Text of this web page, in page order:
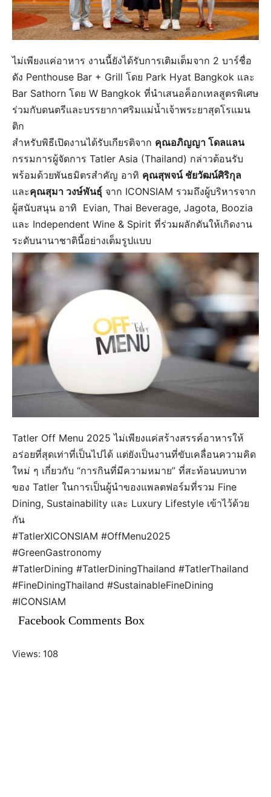
ไม่เพียงแค่อาหาร งานนี้ยังได้รับการเติมเต็มจาก 2 บาร์ชื่อ
ดัง Penthouse Bar + Grill โดย Park Hyat Bangkok และ
Bar Sathorn โดย W Bangkok ที่นำเสนอค็อกเทลสูตรพิเศษ
ร่วมกับดนตรีและบรรยากาศริมแม่น้ำเจ้าพระยาสุดโรแมน
ติก
สำหรับพิธีเปิดงานได้รับเกียรติจาก คุณอภิญญา โดลแลน
กรรมการผู้จัดการ Tatler Asia (Thailand) กล่าวต้อนรับ
พร้อมด้วยพันธมิตรสำคัญ อาทิ คุณสุพจน์ ชัยวัฒน์ศิริกุล
และคุณสุมา วงษ์พันธุ์ จาก ICONSIAM รวมถึงผู้บริหารจาก
ผู้สนับสนุน อาทิ Evian, Thai Beverage, Jagota, Boozia
และ Independent Wine & Spirit ที่ร่วมผลักดันให้เกิดงาน
ระดับนานาชาตินี้อย่างเต็มรูปแบบ
Tatler Off Menu 2025 ไม่เพียงแค่สร้างสรรค์อาหารให้
อร่อยที่สุดเท่าที่เป็นไปได้ แต่ยังเป็นงานที่ขับเคลื่อนความคิด
ใหม่ ๆ เกี่ยวกับ “การกินที่มีความหมาย” ที่สะท้อนบทบาท
ของ Tatler ในการเป็นผู้นำของแพลตฟอร์มที่รวม Fine
Dining, Sustainability และ Luxury Lifestyle เข้าไว้ด้วย
กัน
#TatlerXICONSIAM #OffMenu2025
#GreenGastronomy
#TatlerDining #TatlerDiningThailand #TatlerThailand
#FineDiningThailand #SustainableFineDining
#ICONSIAM
Facebook Comments Box
Views: 108